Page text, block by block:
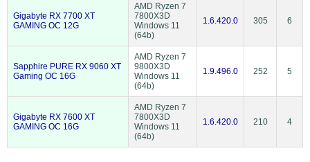
Gigabyte RX 7700 XT
GAMING OC 12G
AMD Ryzen 7
7800X3D
Windows 11
(64b)
1.6.420.0 305 6
Sapphire PURE RX 9060 XT
Gaming OC 16G
AMD Ryzen 7
9800X3D
Windows 11
(64b)
1.9.496.0 252 5
Gigabyte RX 7600 XT
GAMING OC 16G
AMD Ryzen 7
7800X3D
Windows 11
(64b)
1.6.420.0 210 4